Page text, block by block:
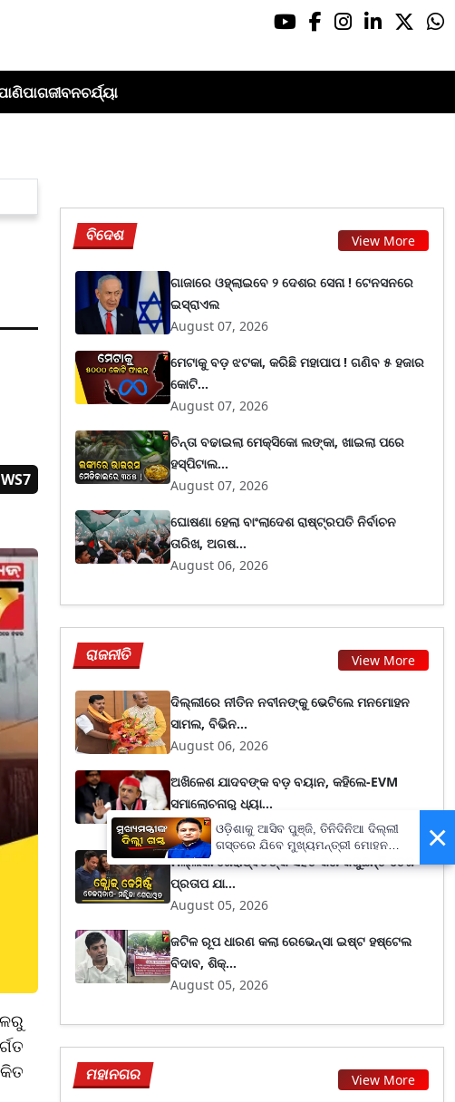
ଜୀବନଚର୍ଯ୍ୟା
ବିଦେଶ View More
ଗାଜାରେ ଓହ୍ଲାଇବେ ୨ ଦେଶର ସେନା ! ଟେନସନରେ
ଇସ୍ରାଏଲ
August 07, 2026
ମେଟାକୁ ବଡ଼ ଝଟକା, କରିଛି ମହାପାପ ! ଗଣିବ ୫ ହଜାର
କୋଟି...
August 07, 2026
ଚିନ୍ତା ବଢାଇଲା ମେକ୍ସିକୋ ଲଙ୍କା, ଖାଇଲା ପରେ
ହସ୍ପିଟାଲ...
August 07, 2026
ଘୋଷଣା ହେଲା ବାଂଲାଦେଶ ରାଷ୍ଟ୍ରପତି ନିର୍ବାଚନ
ତାରିଖ, ଅଗଷ...
August 06, 2026
ରାଜନୀତି View More
ଦିଲ୍ଲୀରେ ନୀତିନ ନବୀନଙ୍କୁ ଭେଟିଲେ ମନମୋହନ
ସାମଲ, ବିଭିନ...
August 06, 2026
ଅଖିଳେଶ ଯାଦବଙ୍କ ବଡ଼ ବୟାନ, କହିଲେ-EVM
ସମାଲୋଚନାରୁ ଧ୍ୟା...
August 06, 2026
ମଲ୍ଲିକା ଶେରାଓ୍ଵତଙ୍କ ସହିତ କଣ କରୁଛନ୍ତି ତେଜ
ପ୍ରତାପ ଯା...
August 05, 2026
ଜଟିଳ ରୂପ ଧାରଣ କଲା ରେଭେନ୍ସା ଇଷ୍ଟ ହଷ୍ଟେଲ
ବିଦାବ, ଶିକ୍...
August 05, 2026
ମହାନଗର View More
×
ଓଡ଼ିଶାକୁ ଆସିବ ପୁଞ୍ଜି, ତିନିଦିନିଆ ଦିଲ୍ଲୀ
ଗସ୍ତରେ ଯିବେ ମୁଖ୍ୟମନ୍ତ୍ରୀ ମୋହନ
ମାଝୀ